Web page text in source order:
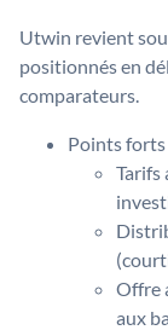
Utwin revient
positionnés en
comparateurs.
Points forts
Tarifs
Offre
aux